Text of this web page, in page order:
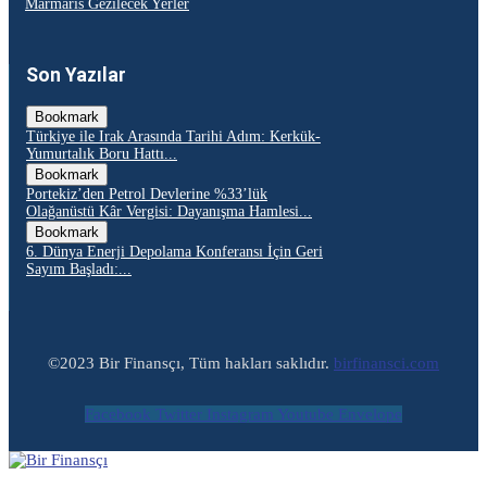
Marmaris Gezilecek Yerler
Son Yazılar
Bookmark
Türkiye ile Irak Arasında Tarihi Adım: Kerkük-
Yumurtalık Boru Hattı...
Bookmark
Portekiz’den Petrol Devlerine %33’lük
Olağanüstü Kâr Vergisi: Dayanışma Hamlesi...
Bookmark
6. Dünya Enerji Depolama Konferansı İçin Geri
Sayım Başladı:...
©2023 Bir Finansçı, Tüm hakları saklıdır. birfinansci.com
Facebook Twitter Instagram Youtube Envelope